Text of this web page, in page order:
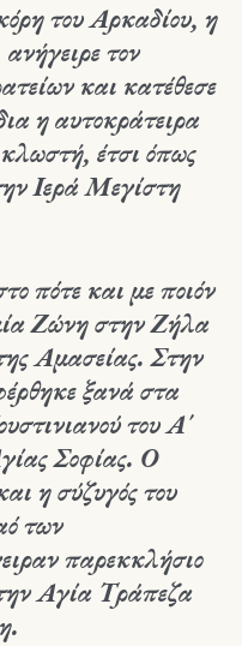
του Αρκαδίου, η
τον
και κατέθεσε
η αυτοκράτειρα
έτσι όπως
Ιερά Μεγίστη
πότε και με ποιόν
Ζώνη στην Ζήλα
Αμασείας. Στην
ξανά στα
του Α΄
Σοφίας. Ο
η σύζυγός του
των
παρεκκλήσιο
Αγία Τράπεζα